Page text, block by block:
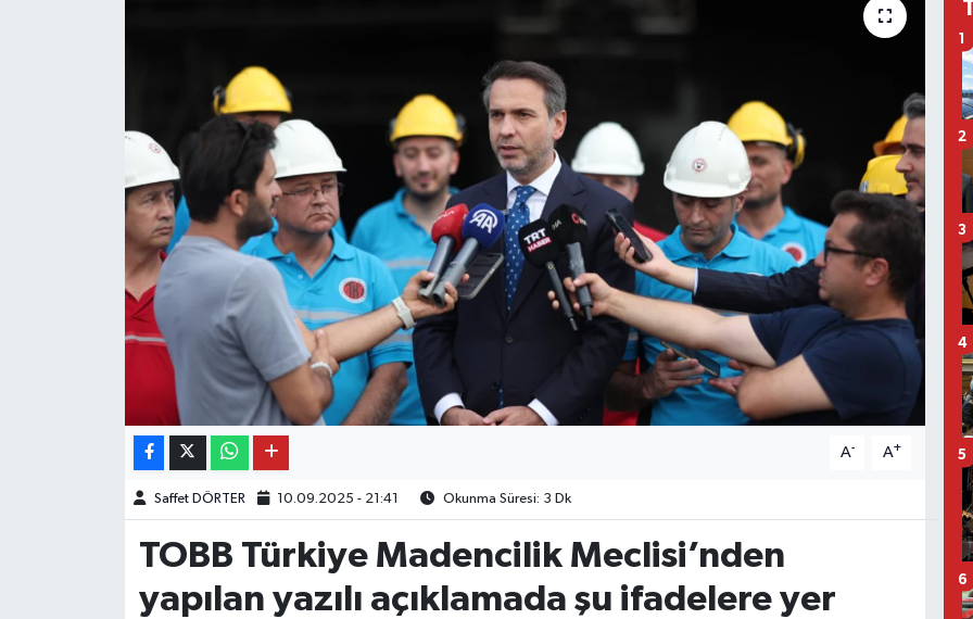
A- A+
Saffet DÖRTER 10.09.2025 - 21:41 Okunma Süresi: 3 Dk
TOBB Türkiye Madencilik Meclisi’nden
yapılan yazılı açıklamada şu ifadelere yer
1
2
3
4
5
6
SON DAKİKA